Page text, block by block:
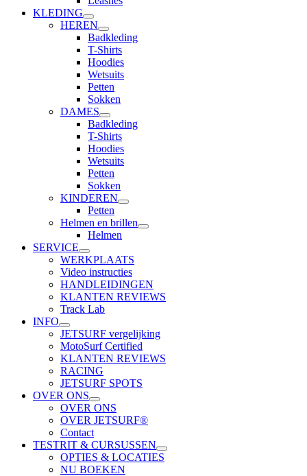
KLEDING
HEREN
Badkleding
T-Shirts
Hoodies
Wetsuits
Petten
Sokken
DAMES
Badkleding
T-Shirts
Hoodies
Wetsuits
Petten
Sokken
KINDEREN
Petten
Helmen en brillen
Helmen
SERVICE
WERKPLAATS
Video instructies
HANDLEIDINGEN
KLANTEN REVIEWS
Track Lab
INFO
JETSURF vergelijking
MotoSurf Certified
KLANTEN REVIEWS
RACING
JETSURF SPOTS
OVER ONS
OVER ONS
OVER JETSURF®
Contact
TESTRIT & CURSUSSEN
OPTIES & LOCATIES
NU BOEKEN